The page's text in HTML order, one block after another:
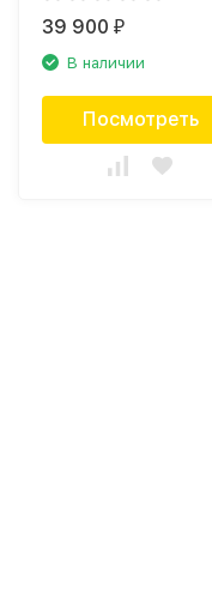
39 900₽
В наличии
Посмотреть